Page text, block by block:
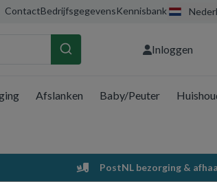
ContactBedrijfsgegevensKennisbank
Inloggen
Winkelwagen
Uw winkelwagen is leeg.
Vul hem met producten.
Afslanken Baby/Peuter
PostNL bezorging &